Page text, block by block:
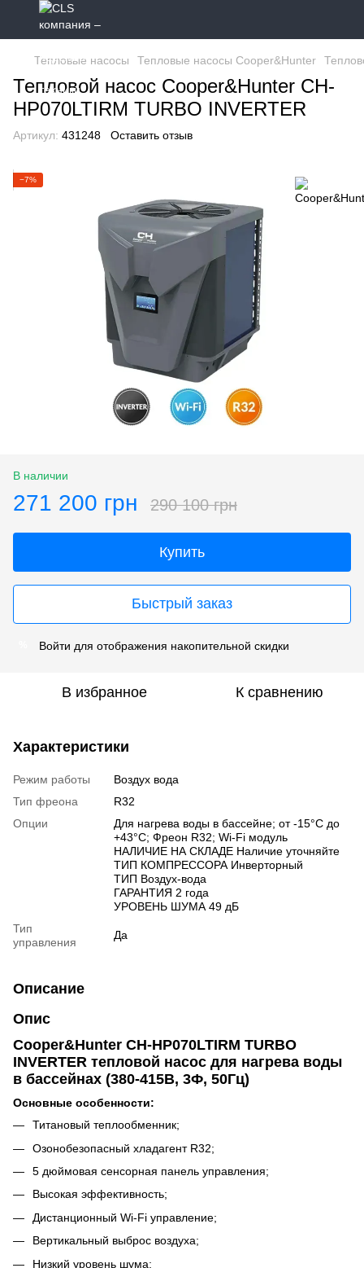
Тепловые насосы Тепловые насосы Cooper&Hunter
Тепловой насос Cooper&Hunter CH-
HP070LTIRM TURBO INVERTER
Артикул: 431248 Оставить отзыв
−7%
В наличии
271 200 грн 290 100 грн
Купить
Быстрый заказ
Войти для отображения накопительной скидки
В избранное К сравнению
Характеристики
Режим работы
Воздух вода
Тип фреона
R32
Опции
Для нагрева воды в бассейне; от -15°С до
+43°С; Фреон R32; Wi-Fi модуль
НАЛИЧИЕ НА СКЛАДЕ Наличие уточняйте
ТИП КОМПРЕССОРА Инверторный
ТИП Воздух-вода
ГАРАНТИЯ 2 года
УРОВЕНЬ ШУМА 49 дБ
Тип
управления
Да
Описание
Опис
Cooper&Hunter CH-HP070LTIRM TURBO
INVERTER тепловой насос для нагрева воды
в бассейнах (380-415В, 3Ф, 50Гц)
Основные особенности:
Титановый теплообменник;
Озонобезопасный хладагент R32;
5 дюймовая сенсорная панель управления;
Высокая эффективность;
Дистанционный Wi-Fi управление;
Вертикальный выброс воздуха;
Низкий уровень шума;